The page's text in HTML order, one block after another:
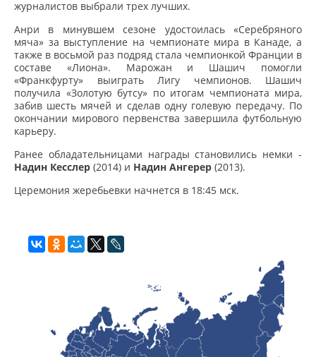
журналистов выбрали трех лучших.
Анри в минувшем сезоне удостоилась «Серебряного
мяча» за выступление на чемпионате мира в Канаде, а
также в восьмой раз подряд стала чемпионкой Франции в
составе «Лиона». Марожан и Шашич помогли
«Франкфурту» выиграть Лигу чемпионов. Шашич
получила «Золотую бутсу» по итогам чемпионата мира,
забив шесть мячей и сделав одну голевую передачу. По
окончании мирового первенства завершила футбольную
карьеру.
Ранее обладательницами награды становились немки -
Надин Кесслер (2014) и Надин Ангерер (2013).
Церемония жеребьевки начнется в 18:45 мск.